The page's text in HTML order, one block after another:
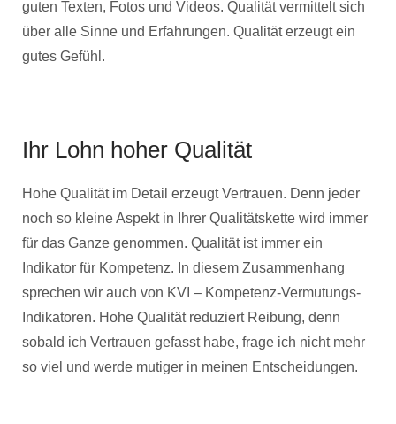
guten Texten, Fotos und Videos. Qualität vermittelt sich
über alle Sinne und Erfahrungen. Qualität erzeugt ein
gutes Gefühl.
Ihr Lohn hoher Qualität
Hohe Qualität im Detail erzeugt Vertrauen. Denn jeder
noch so kleine Aspekt in Ihrer Qualitätskette wird immer
für das Ganze genommen. Qualität ist immer ein
Indikator für Kompetenz. In diesem Zusammenhang
sprechen wir auch von KVI – Kompetenz-Vermutungs-
Indikatoren. Hohe Qualität reduziert Reibung, denn
sobald ich Vertrauen gefasst habe, frage ich nicht mehr
so viel und werde mutiger in meinen Entscheidungen.